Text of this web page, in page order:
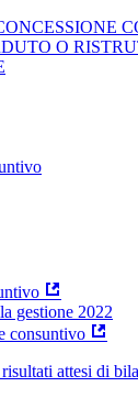
O
gestione 2022
consuntivo
attesi di